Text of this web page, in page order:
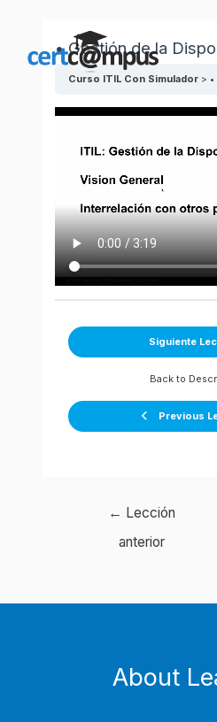
contenido
• Gestión de la
Curso ITIL Con Simulador •
Previous
Back to
Siguiente
Navegación
← Lección
anterior
About